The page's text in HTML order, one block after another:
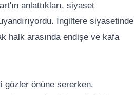
anlattıkları, siyaset
İngiltere siyasetinde
halk arasında endişe ve kafa
gözler önüne sererken,